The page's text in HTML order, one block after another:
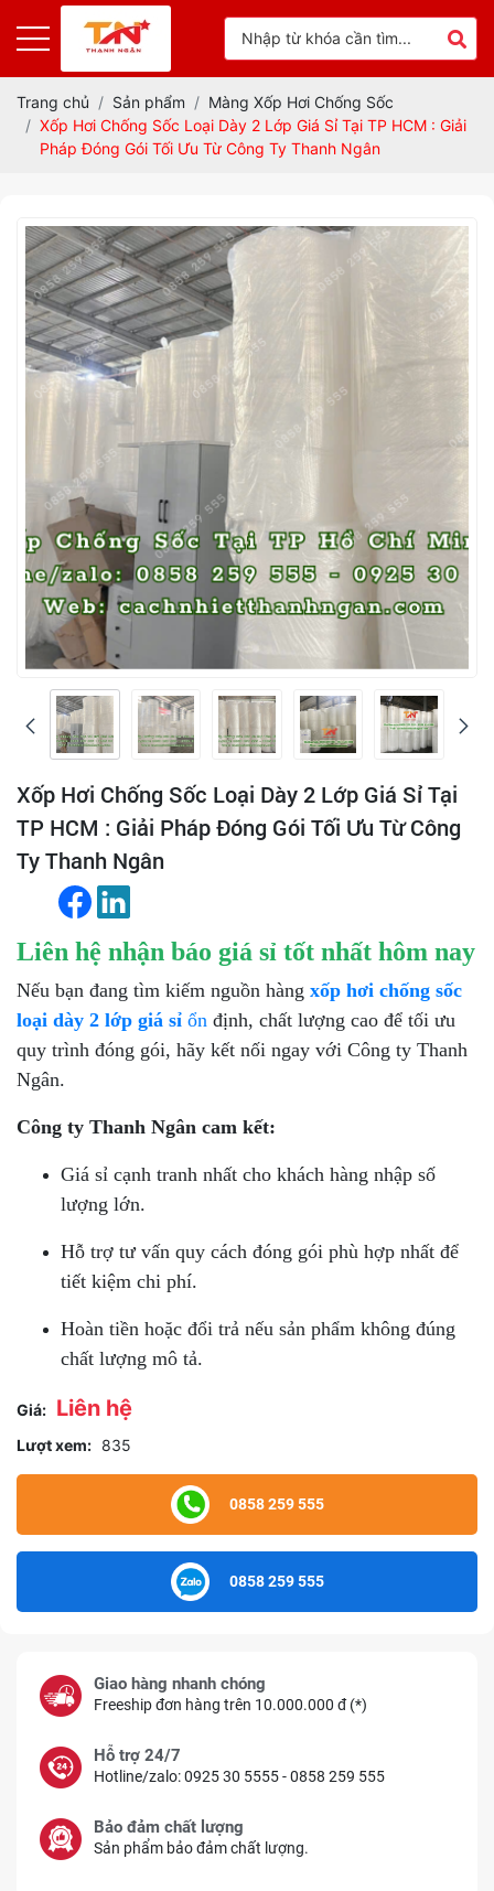
Trang chủ Sản phẩm
Màng Xốp Hơi Chống Sốc
Xốp Hơi Chống Sốc Loại Dày 2 Lớp Giá Sỉ Tại TP HCM : Giải
Pháp Đóng Gói Tối Ưu Từ Công Ty Thanh Ngân
Xốp Hơi Chống Sốc Loại Dày 2 Lớp Giá Sỉ Tại
TP HCM : Giải Pháp Đóng Gói Tối Ưu Từ Công
Ty Thanh Ngân
Liên hệ nhận báo giá sỉ tốt nhất hôm nay
Nếu bạn đang tìm kiếm nguồn hàng xốp hơi chống sốc
loại dày 2 lớp giá sỉ ổn định, chất lượng cao để tối ưu
quy trình đóng gói, hãy kết nối ngay với Công ty Thanh
Ngân.
Công ty Thanh Ngân cam kết:
Giá sỉ cạnh tranh nhất cho khách hàng nhập số
lượng lớn.
Hỗ trợ tư vấn quy cách đóng gói phù hợp nhất để
tiết kiệm chi phí.
Hoàn tiền hoặc đổi trả nếu sản phẩm không đúng
chất lượng mô tả.
Giá: Liên hệ
Lượt xem: 835
0858 259 555
0858 259 555
Giao hàng nhanh chóng
Freeship đơn hàng trên 10.000.000 đ (*)
Hỗ trợ 24/7
Hotline/zalo: 0925 30 5555 - 0858 259 555
Bảo đảm chất lượng
Sản phẩm bảo đảm chất lượng.